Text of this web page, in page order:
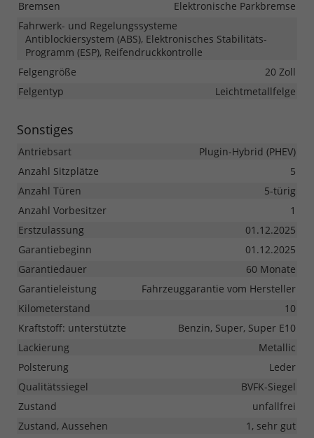
Bremsen
Elektronische Parkbremse
Fahrwerk- und Regelungssysteme
Antiblockiersystem (ABS), Elektronisches Stabilitäts-
Programm (ESP), Reifendruckkontrolle
Felgengröße
20 Zoll
Felgentyp
Leichtmetallfelge
Sonstiges
Antriebsart
Plugin-Hybrid (PHEV)
Anzahl Sitzplätze
5
Anzahl Türen
5-türig
Anzahl Vorbesitzer
1
Erstzulassung
01.12.2025
Garantiebeginn
01.12.2025
Garantiedauer
60 Monate
Garantieleistung
Fahrzeuggarantie vom Hersteller
Kilometerstand
10
Kraftstoff: unterstützte
Benzin, Super, Super E10
Lackierung
Metallic
Polsterung
Leder
Qualitätssiegel
BVFK-Siegel
Zustand
unfallfrei
Zustand, Aussehen
1, sehr gut